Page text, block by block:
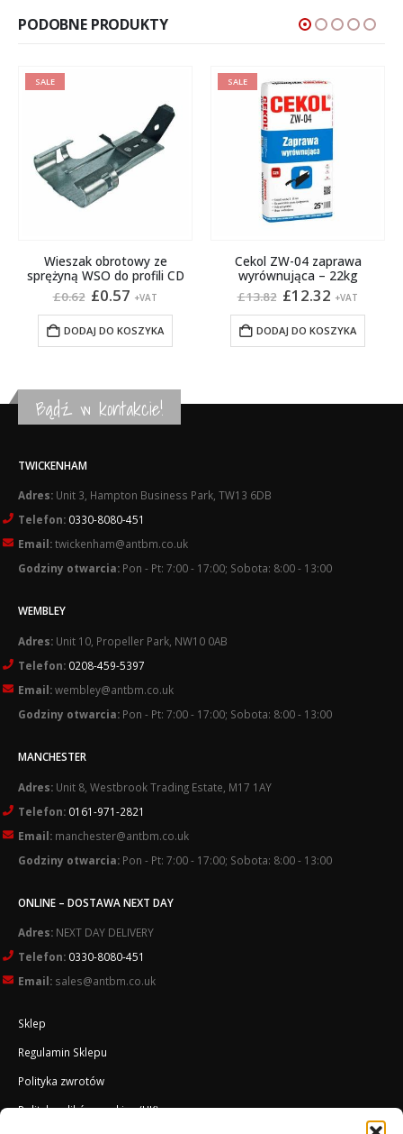
PODOBNE PRODUKTY
SALE
Wieszak obrotowy ze
sprężyną WSO do profili CD
£0.62 Pierwotna
wynosiła:
£0.62.
£0.57 Aktualna
wynosi:
£0.57.
+VAT
DODAJ DO KOSZYKA
SALE
Cekol ZW-04 zaprawa
wyrównująca – 22kg
£13.82 Pierwotna
wynosiła:
£13.82.
£12.32 Aktualna
wynosi:
£12.32.
+VAT
DODAJ DO KOSZYKA
Bądź w kontakcie!
TWICKENHAM
Adres: Unit 3, Hampton Business Park, TW13 6DB
Telefon: 0330-8080-451
Email:twickenham@antbm.co.uk
Godziny otwarcia: Pon - Pt: 7:00 - 17:00; Sobota: 8:00 - 13:00
WEMBLEY
Adres: Unit 10, Propeller Park, NW10 0AB
Telefon: 0208-459-5397
Email:wembley@antbm.co.uk
Godziny otwarcia: Pon - Pt: 7:00 - 17:00; Sobota: 8:00 - 13:00
MANCHESTER
Adres: Unit 8, Westbrook Trading Estate, M17 1AY
Telefon: 0161-971-2821
Email: manchester@antbm.co.uk
Godziny otwarcia: Pon - Pt: 7:00 - 17:00; Sobota: 8:00 - 13:00
ONLINE – DOSTAWA NEXT DAY
Adres: NEXT DAY DELIVERY
Telefon: 0330-8080-451
Email: sales@antbm.co.uk
Sklep
Regulamin Sklepu
Polityka zwrotów
Polityka plików cookies (UK)